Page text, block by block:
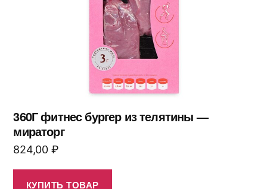
360Г фитнес бургер из телятины —
мираторг
824,00 ₽
КУПИТЬ ТОВАР